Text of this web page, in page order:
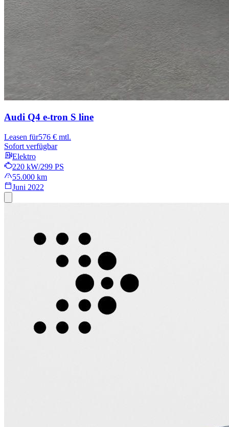
Audi Q4 e-tron S line
Leasen für576 € mtl.
Sofort verfügbar
Elektro
220 kW/299 PS
55.000 km
Juni 2022